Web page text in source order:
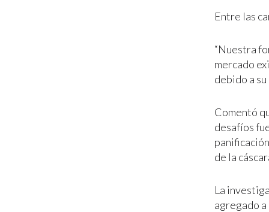
Entre las
“Nuestra
mercado
debido a
Comentó
desafíos
de la
La
agregado